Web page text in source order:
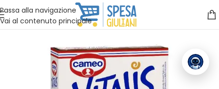
Passa alla navigazione
Vai al contenuto principale
Vuoi assistenza?Clicca qui e ti richiamiamo noi